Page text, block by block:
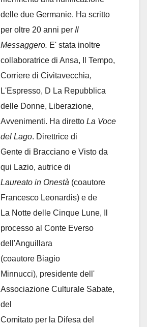
delle due Germanie. Ha scritto
per oltre 20 anni per Il
Messaggero. E' stata inoltre
collaboratrice di Ansa, Il Tempo,
Corriere di Civitavecchia,
L'Espresso, D La Repubblica
delle Donne, Liberazione,
Avvenimenti. Ha diretto La Voce
del Lago. Direttrice di
Gente di Bracciano e Visto da
qui Lazio, autrice di
Laureato in Onestà (coautore
Francesco Leonardis) e de
La Notte delle Cinque Lune, Il
processo al Conte Everso
dell'Anguillara
(coautore Biagio
Minnucci), presidente dell'
Associazione Culturale Sabate,
del
Comitato per la Difesa del